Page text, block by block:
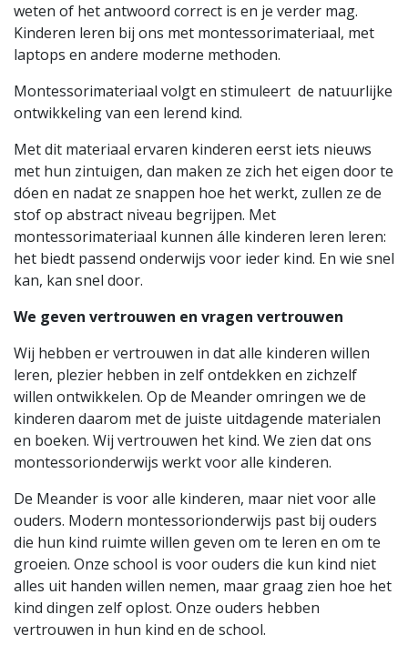
weten of het antwoord correct is en je verder mag.
Kinderen leren bij ons met montessorimateriaal, met
laptops en andere moderne methoden.
Montessorimateriaal volgt en stimuleert de natuurlijke
ontwikkeling van een lerend kind.
Met dit materiaal ervaren kinderen eerst iets nieuws
met hun zintuigen, dan maken ze zich het eigen door te
dóen en nadat ze snappen hoe het werkt, zullen ze de
stof op abstract niveau begrijpen. Met
montessorimateriaal kunnen álle kinderen leren leren:
het biedt passend onderwijs voor ieder kind. En wie snel
kan, kan snel door.
We geven vertrouwen en vragen vertrouwen
Wij hebben er vertrouwen in dat alle kinderen willen
leren, plezier hebben in zelf ontdekken en zichzelf
willen ontwikkelen. Op de Meander omringen we de
kinderen daarom met de juiste uitdagende materialen
en boeken. Wij vertrouwen het kind. We zien dat ons
montessorionderwijs werkt voor alle kinderen.
De Meander is voor alle kinderen, maar niet voor alle
ouders. Modern montessorionderwijs past bij ouders
die hun kind ruimte willen geven om te leren en om te
groeien. Onze school is voor ouders die kun kind niet
alles uit handen willen nemen, maar graag zien hoe het
kind dingen zelf oplost. Onze ouders hebben
vertrouwen in hun kind en de school.